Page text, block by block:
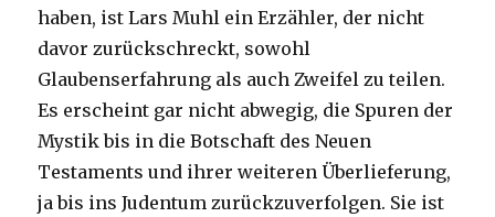
haben, ist Lars Muhl ein Erzähler, der nicht
davor zurückschreckt, sowohl
Glaubenserfahrung als auch Zweifel zu teilen.
Es erscheint gar nicht abwegig, die Spuren der
Mystik bis in die Botschaft des Neuen
Testaments und ihrer weiteren Überlieferung,
ja bis ins Judentum zurückzuverfolgen. Sie ist